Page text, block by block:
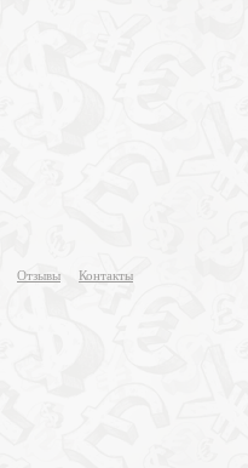
Отзывы Контакты